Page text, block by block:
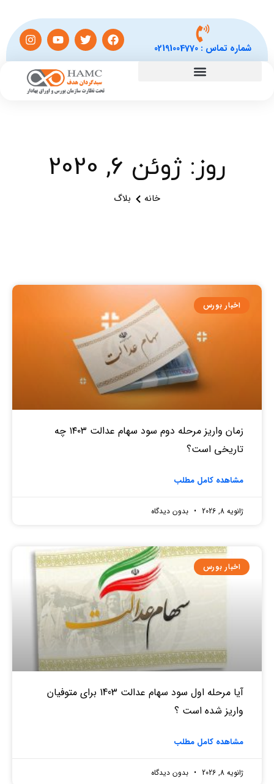
شماره تماس :02191004770
روز: ژوئن 6, 2020
خانه بلاگ
اخبار بورس
زمان واریز مرحله دوم سود سهام عدالت ۱۴۰۳ چه
تاریخی است؟
مشاهده کامل مطلب
ژانویه 8, 2026 بدون دیدگاه
اخبار بورس
آیا مرحله اول سود سهام عدالت 1403 برای متوفیان
واریز شده است ؟
مشاهده کامل مطلب
ژانویه 8, 2026 بدون دیدگاه